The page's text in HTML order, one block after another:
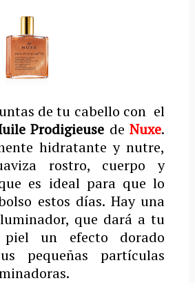
de tu cabello con el
Prodigieuse de Nuxe.
hidratante y nutre,
rostro, cuerpo y
es ideal para que lo
estos días. Hay una
que dará a tu
un efecto dorado
pequeñas partículas